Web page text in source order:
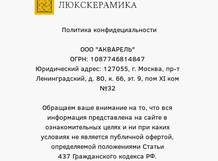
Политика конфидециальности
ООО "АКВАРЕЛЬ"
ОГРН: 1087746814847
Юридический адрес: 127055, г. Москва, пр-т
Ленинградский, д. 80, к. 66, эт. 9, пом XI ком
№32
Обращаем ваше внимание на то, что вся
информация представлена на сайте в
ознакомительных целях и ни при каких
условиях не является публичной офертой,
определяемой положениями Статьи
437 Гражданского кодекса РФ.